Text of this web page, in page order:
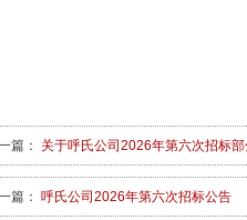
篇： 关于呼氏公司2026年第六次招标
篇： 呼氏公司2026年第六次招标公告